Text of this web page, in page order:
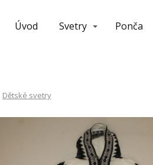
Úvod Svetry Ponča
Dětské svetry